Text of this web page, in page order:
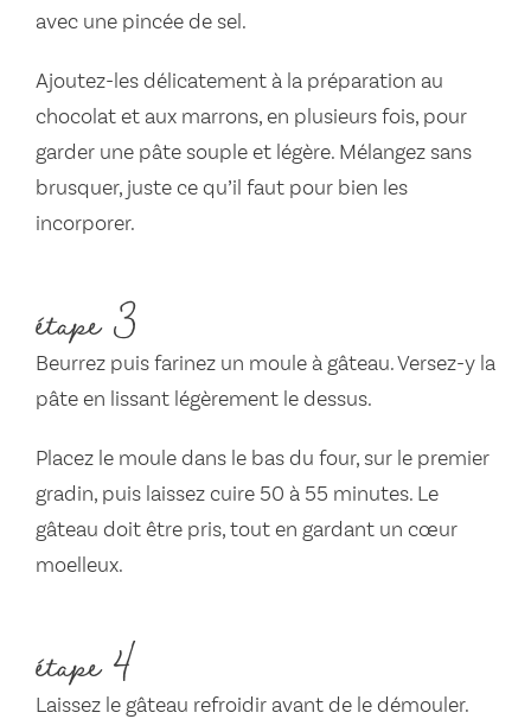
avec une pincée de sel.
Ajoutez-les délicatement à la préparation au
chocolat et aux marrons, en plusieurs fois, pour
garder une pâte souple et légère. Mélangez sans
brusquer, juste ce qu’il faut pour bien les
incorporer.
étape 3
Beurrez puis farinez un moule à gâteau. Versez-y la
pâte en lissant légèrement le dessus.
Placez le moule dans le bas du four, sur le premier
gradin, puis laissez cuire 50 à 55 minutes. Le
gâteau doit être pris, tout en gardant un cœur
moelleux.
étape 4
Laissez le gâteau refroidir avant de le démouler.